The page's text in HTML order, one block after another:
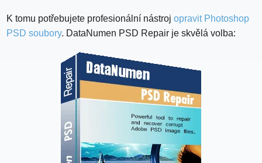
K tomu potřebujete profesionální nástrojopravit Photoshop
PSD soubory. DataNumen PSD Repair je skvělá volba: